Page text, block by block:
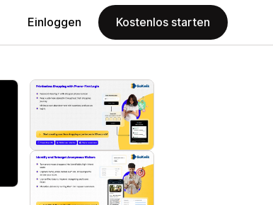
Einloggen Kostenlos starten